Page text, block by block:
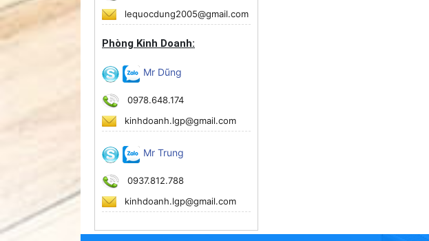
lequocdung2005@gmail.com
Phòng Kinh Doanh:
Mr Dũng
0978.648.174
kinhdoanh.lgp@gmail.com
Mr Trung
0937.812.788
kinhdoanh.lgp@gmail.com